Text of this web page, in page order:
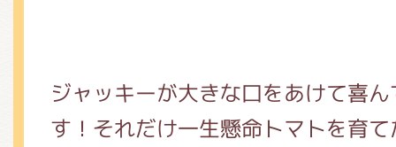
ジャッキーが大きな口をあけて喜
す！それだけ一生懸命トマトを育